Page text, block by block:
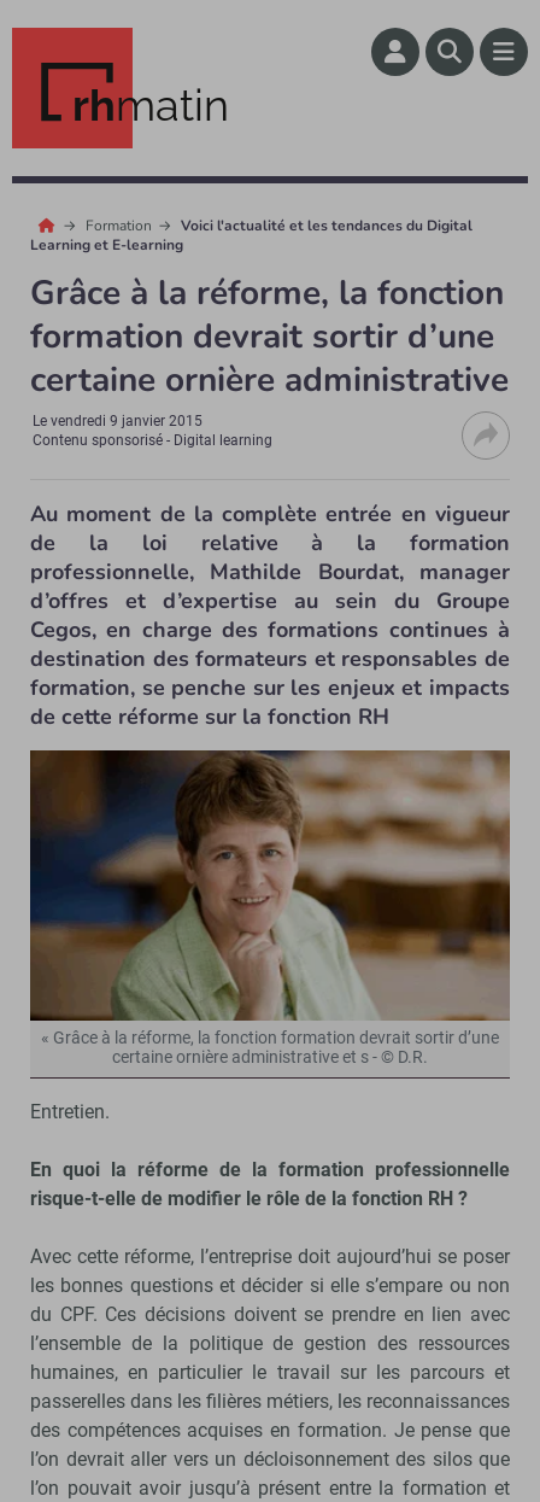
rhmatin
Formation
Voici l'actualité et les tendances du Digital
Learning et E-learning
Grâce à la réforme, la fonction
formation devrait sortir d’une
certaine ornière administrative
Levendredi 9 janvier 2015
Contenu sponsorisé - Digital learning
Au moment de la complète entrée en vigueur
de la loi relative à la formation
professionnelle, Mathilde Bourdat, manager
d’offres et d’expertise au sein du Groupe
Cegos, en charge des formations continues à
destination des formateurs et responsables de
formation, se penche sur les enjeux et impacts
de cette réforme sur la fonction RH
« Grâce à la réforme, la fonction formation devrait sortir d’une
certaine ornière administrative et s - © D.R.
Entretien.
En quoi la réforme de la formation professionnelle
risque-t-elle de modifier le rôle de la fonction RH ?
Avec cette réforme, l’entreprise doit aujourd’hui se poser
les bonnes questions et décider si elle s’empare ou non
du CPF. Ces décisions doivent se prendre en lien avec
l’ensemble de la politique de gestion des ressources
humaines, en particulier le travail sur les parcours et
passerelles dans les filières métiers, les reconnaissances
des compétences acquises en formation. Je pense que
l’on devrait aller vers un décloisonnement des silos que
l’on pouvait avoir jusqu’à présent entre la formation et